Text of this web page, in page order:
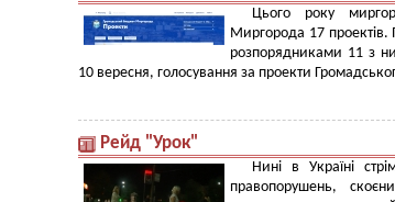
Цього року
Миргорода 17 проектів.
розпорядниками 11 з
10 вересня, голосування за проекти
Рейд "Урок"
Нині в Україні
правопорушень,